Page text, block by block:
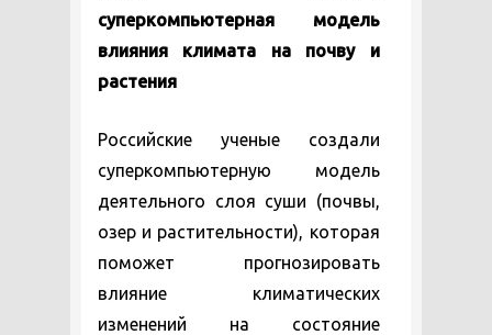
суперкомпьютерная модель
влияния климата на почву и
растения
Российские ученые создали
суперкомпьютерную модель
деятельного слоя суши (почвы,
озер и растительности), которая
поможет прогнозировать
влияние климатических
изменений на состояние